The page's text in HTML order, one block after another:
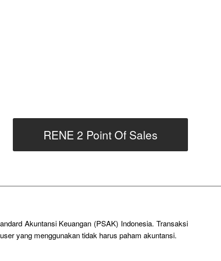
RENE 2 Point Of Sales
Akuntansi Keuangan (PSAK) Indonesia. Transaksi
yang menggunakan tidak harus paham akuntansi.